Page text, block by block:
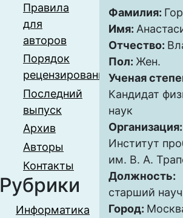
Правила
для
авторов
Порядок
рецензирования
Последний
выпуск
Архив
Авторы
Контакты
Рубрики
Информатика
Фамилия:
Имя:
Отчество:
Пол: Жен.
Ученая
Кандидат
наук
Институт
им. В. А.
Должность:
старший
Город: